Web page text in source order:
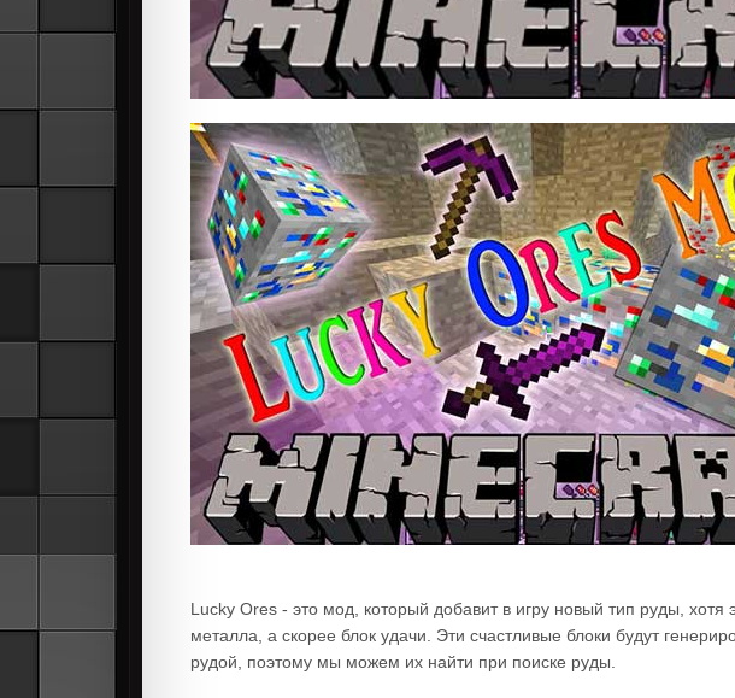
Lucky Ores - это мод, который добавит в игру новый тип руды, хотя
металла, а скорее блок удачи. Эти счастливые блоки будут
рудой, поэтому мы можем их найти при поиске руды.